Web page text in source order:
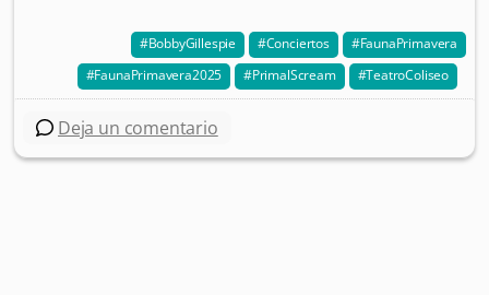
BobbyGillespie Conciertos
FaunaPrimavera
FaunaPrimavera2025
PrimalScream TeatroColiseo
Deja un comentario